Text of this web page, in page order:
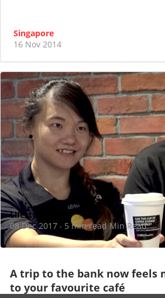
Singapore
16 Nov 2014
A trip to the bank now feels
to your favourite café
Lifestyle
08 Dec 2017 · 5 min read Min Read